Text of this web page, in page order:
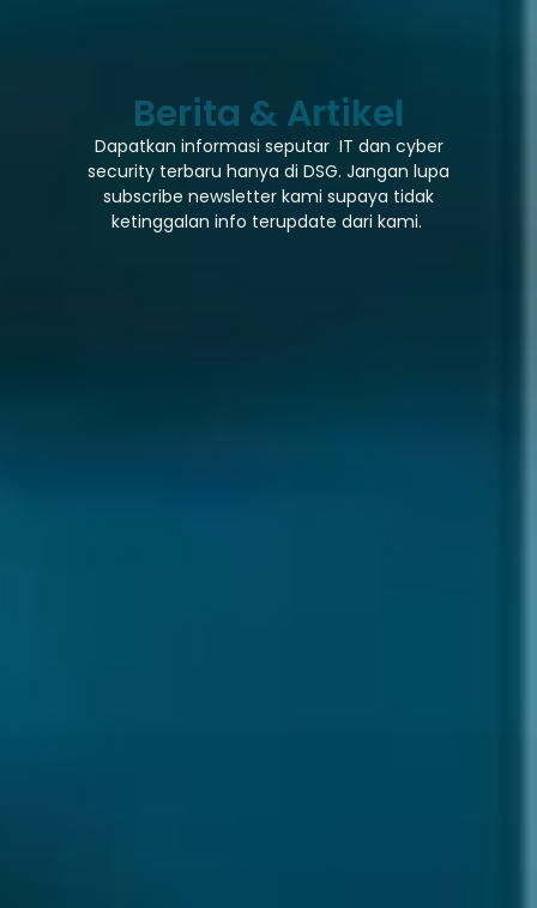
Berita & Artikel
Dapatkan informasi seputar IT dan cyber
security terbaru hanya di DSG. Jangan lupa
subscribe newsletter kami supaya tidak
ketinggalan info terupdate dari kami.